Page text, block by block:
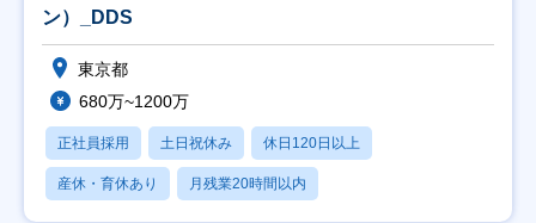
ン）_DDS
東京都
680万~1200万
正社員採用 土日祝休み 休日120日以上
産休・育休あり 月残業20時間以内